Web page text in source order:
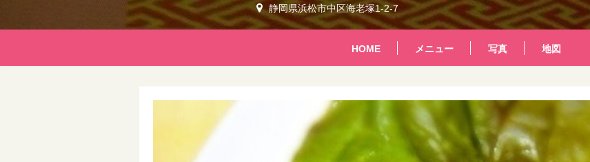
静岡県浜松市中区海老塚1-2-7
HOME メニュー 写真 地図